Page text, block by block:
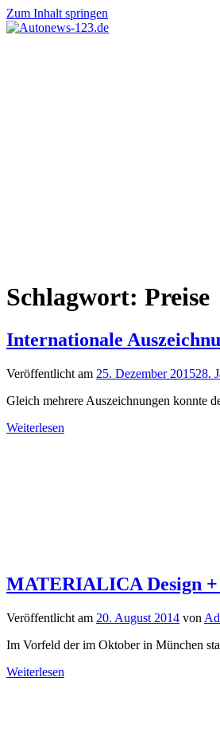
Zum Inhalt springen
Schlagwort: Preise
Internationale
Veröffentlicht am 25. Dezember 201528.
Gleich mehrere Auszeichnungen konnte
Weiterlesen
MATERIALICA Design +
Veröffentlicht am 20. August 2014 von
Im Vorfeld der im Oktober in München
Weiterlesen